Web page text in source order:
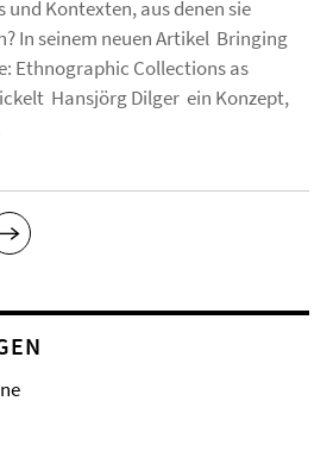
Kontexten, aus denen sie
In seinem neuen Artikel Bringing
Ethnographic Collections as
Hansjörg Dilger ein Konzept,